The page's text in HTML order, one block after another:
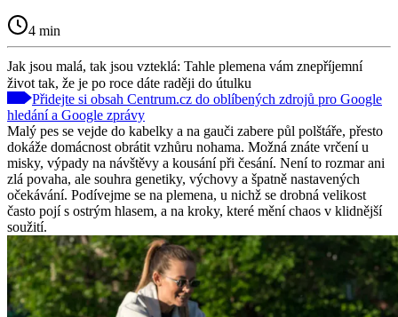
4 min
Jak jsou malá, tak jsou vzteklá: Tahle plemena vám znepříjemní
život tak, že je po roce dáte raději do útulku
Přidejte si obsah Centrum.cz do oblíbených zdrojů pro Google
hledání a Google zprávy
Malý pes se vejde do kabelky a na gauči zabere půl polštáře, přesto
dokáže domácnost obrátit vzhůru nohama. Možná znáte vrčení u
misky, výpady na návštěvy a kousání při česání. Není to rozmar ani
zlá povaha, ale souhra genetiky, výchovy a špatně nastavených
očekávání. Podívejme se na plemena, u nichž se drobná velikost
často pojí s ostrým hlasem, a na kroky, které mění chaos v klidnější
soužití.